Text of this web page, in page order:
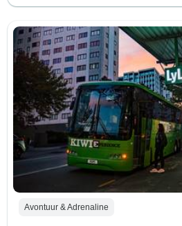
Avontuur & Adrenaline